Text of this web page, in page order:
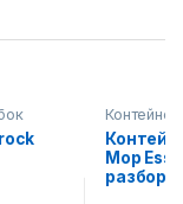
Mop
разбора